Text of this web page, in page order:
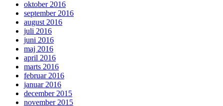
oktober 2016
september 2016
august 2016
juli 2016
juni 2016
maj 2016
april 2016
marts 2016
februar 2016
januar 2016
december 2015
november 2015